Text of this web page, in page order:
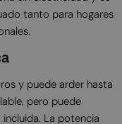
tanto para hogares
y puede arder hasta
pero puede
La potencia